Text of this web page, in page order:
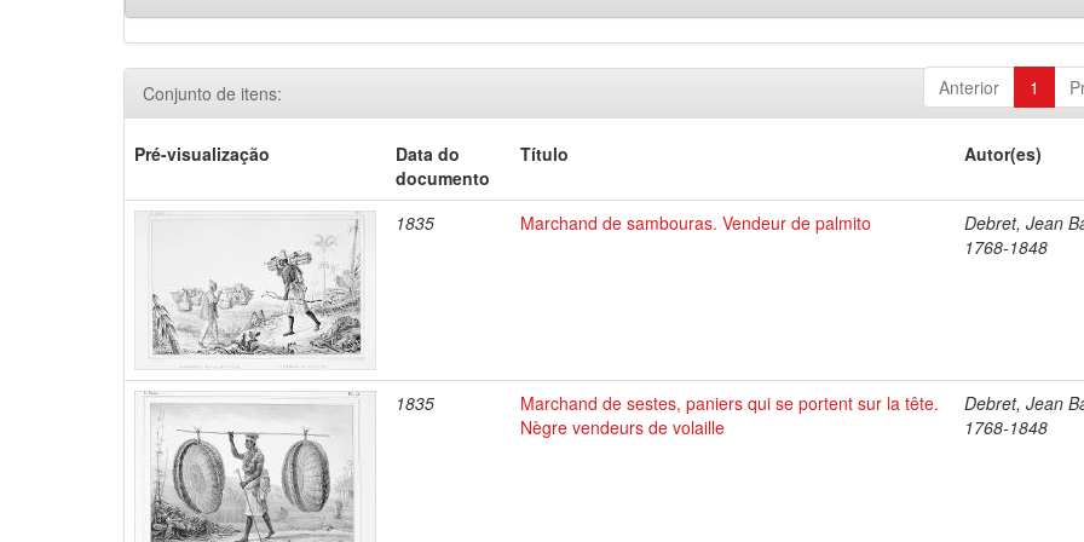
Anterior 1
Conjunto de itens:
Pré-visualização
Data do
documento
Título Autor(es)
1835 Marchand de sambouras. Vendeur de palmito
Debret, Jean
1768-1848
1835
Marchand de sestes, paniers qui se portent sur la tête.
Nègre vendeurs de volaille
Debret, Jean
1768-1848